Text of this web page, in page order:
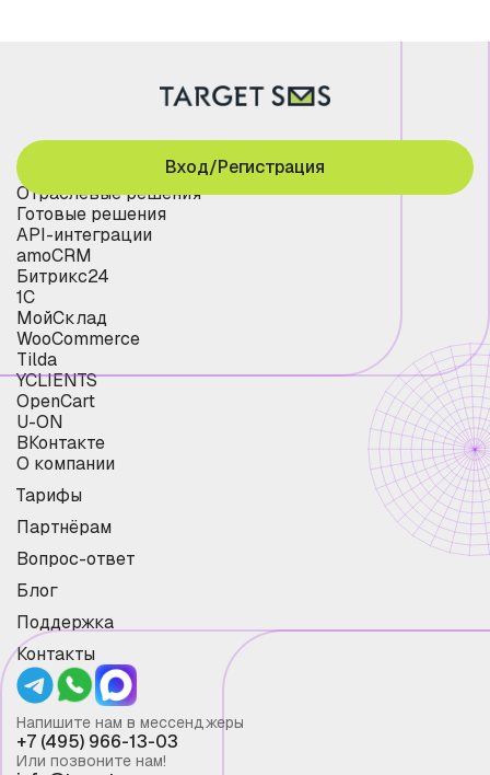
Отраслевые решения
Готовые решения
API-интеграции
amoCRM
Битрикс24
1С
МойСклад
WooCommerce
Tilda
YCLIENTS
OpenCart
U-ON
ВКонтакте
О компании
Тарифы
Партнёрам
Вопрос-ответ
Блог
Поддержка
Контакты
Вход/Регистрация
Напишите нам в мессенджеры
+7 (495) 966-13-03
Или позвоните нам!